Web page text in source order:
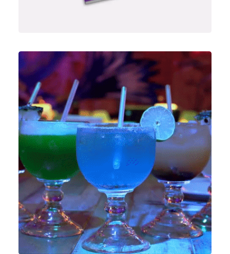
Vídeo & Post Producción, Fotografía